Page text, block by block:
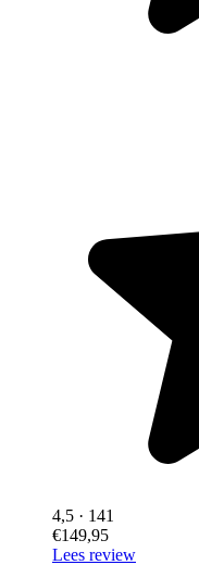
4,5 · 141
€149,95
Lees review